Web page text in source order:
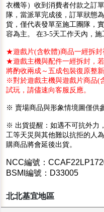
衣機等）收到消費者付款之訂
隊，當派單完成後，訂單狀態
貨，僅代表發單至施工團隊，
容為主。 在3-5天工作天內，施
★遊戲片(含軟體)商品一經拆封
★遊戲主機與配件一經拆封，
將酌收兩成～五成包裝復原整新
※對於遊戲主機與遊戲片商品(
試玩，請儘速向客服反應。
※ 賣場商品與形象情境圖僅供
※ 出貨提醒：如遇不可抗外力
工等天災與其他難以抗拒的人
購商品將會延後出貨。
NCC編號：
BSMI編號：D33005
北北基宜地區